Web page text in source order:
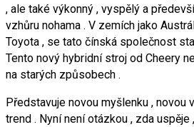
, ale také výkonný , vyspělý a
vzhůru nohama . V zemích jako
Toyota , se tato čínská společnost
Tento nový hybridní stroj od Cheery
na starých způsobech .
Představuje novou myšlenku , novou
trend . Nyní není otázkou , zda uspěje